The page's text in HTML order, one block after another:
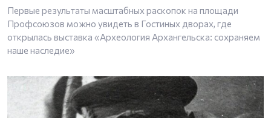
Первые результаты масштабных раскопок на площади
Профсоюзов можно увидеть в Гостиных дворах, где
открылась выставка «Археология Архангельска: сохраняем
наше наследие»